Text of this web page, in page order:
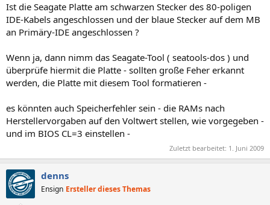
Ist die Seagate Platte am schwarzen Stecker des 80-poligen
IDE-Kabels angeschlossen und der blaue Stecker auf dem MB
an Primäry-IDE angeschlossen ?
Wenn ja, dann nimm das Seagate-Tool ( seatools-dos ) und
überprüfe hiermit die Platte - sollten große Feher erkannt
werden, die Platte mit diesem Tool formatieren -
es könnten auch Speicherfehler sein - die RAMs nach
Herstellervorgaben auf den Voltwert stellen, wie vorgegeben -
und im BIOS CL=3 einstellen -
Zuletzt bearbeitet: 1. Juni 2009
denns
Ensign Ersteller dieses Themas